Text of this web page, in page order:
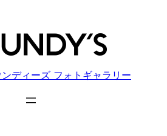
ディーズ フォトギャラリー